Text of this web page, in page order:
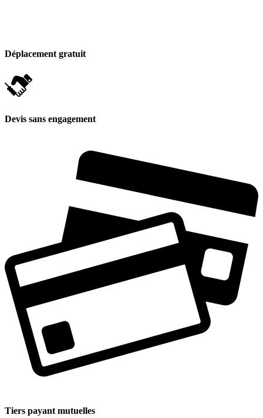
Déplacement gratuit
Devis sans engagement
Tiers payant mutuelles